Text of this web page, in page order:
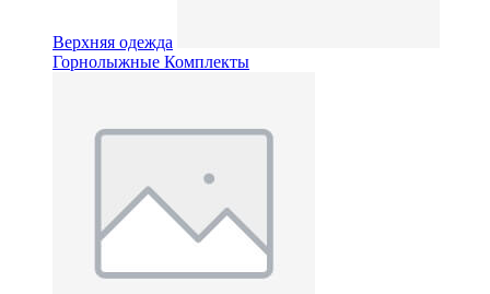
Верхняя одежда
Горнолыжные Комплекты